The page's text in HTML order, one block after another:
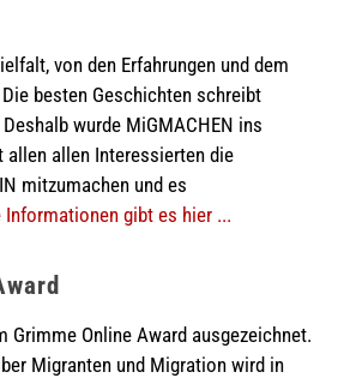
von den Erfahrungen und dem
besten Geschichten schreibt
wurde MiGMACHEN ins
allen allen Interessierten die
mitzumachen und es
Informationen gibt es hier ...
Grimme Online Award ausgezeichnet.
Migranten und Migration wird in